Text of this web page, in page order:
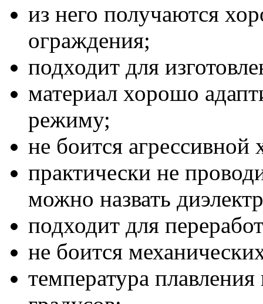
из него получаются
ограждения;
подходит для
материал хорошо
режиму;
не боится агрессивной
практически не
можно назвать
подходит для
не боится
температура